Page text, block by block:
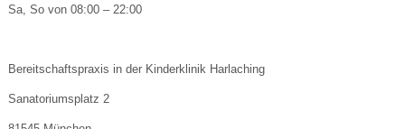
Sa, So von 08:00 – 22:00
Bereitschaftspraxis in der Kinderklinik Harlaching
Sanatoriumsplatz 2